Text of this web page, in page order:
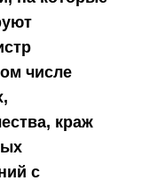
числе
краж
с